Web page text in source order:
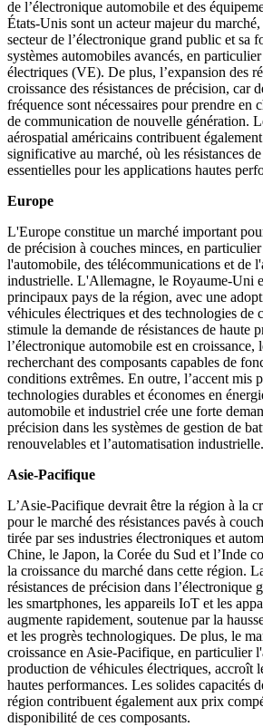
de l’électronique automobile et des
États-Unis sont un acteur majeur du
secteur de l’électronique grand public et sa
systèmes automobiles avancés, en
électriques (VE). De plus, l’expansion des
croissance des résistances de précision, car
fréquence sont nécessaires pour prendre en
de communication de nouvelle génération.
aérospatial américains contribuent
significative au marché, où les résistances
essentielles pour les applications hautes
Europe
L'Europe constitue un marché important
de précision à couches minces, en particulier
l'automobile, des télécommunications et de
industrielle. L'Allemagne, le Royaume-Uni
principaux pays de la région, avec une
véhicules électriques et des technologies de
stimule la demande de résistances de haute
l’électronique automobile est en croissance,
recherchant des composants capables de
conditions extrêmes. En outre, l’accent mis
technologies durables et économes en
automobile et industriel crée une forte
précision dans les systèmes de gestion de
renouvelables et l’automatisation industrielle.
Asie-Pacifique
L’Asie-Pacifique devrait être la région à la
pour le marché des résistances pavés à
tirée par ses industries électroniques et
Chine, le Japon, la Corée du Sud et l’Inde
la croissance du marché dans cette région.
résistances de précision dans l’électronique
les smartphones, les appareils IoT et les
augmente rapidement, soutenue par la
et les progrès technologiques. De plus, le
croissance en Asie-Pacifique, en particulier
production de véhicules électriques, accroît
hautes performances. Les solides capacités
région contribuent également aux prix
disponibilité de ces composants.